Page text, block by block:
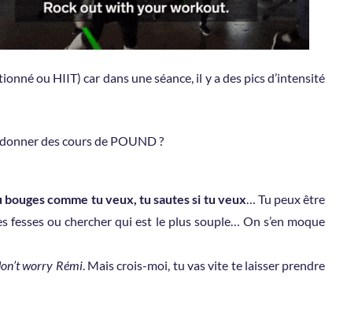
ou HIIT) car dans une séance, il y a des pics d’intensité
des cours de POUND ?
bouges comme tu veux, tu sautes si tu veux… Tu peux être
ou chercher qui est le plus souple… On s’en moque
worry Rémi. Mais crois-moi, tu vas vite te laisser prendre